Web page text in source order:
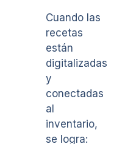
Cuando las
recetas
están
digitalizadas
y
conectadas
al
inventario,
se logra: